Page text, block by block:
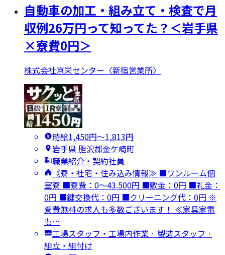
自動車の加工・組み立て・検査で月
収例26万円って知ってた？＜岩手県
×寮費0円＞
株式会社京栄センター〈新宿営業所〉
時給1,450円〜1,813円
岩手県 胆沢郡金ケ崎町
職業紹介・契約社員
《寮・社宅・住み込み情報≫ ■ワンルーム個
室寮 ■寮費：0～43.500円 ■敷金：0円 ■礼金：
0円 ■鍵交換代：0円 ■クリーニング代：0円 ※
寮費無料の求人も多数ございます！ ≪家具家電
も…
工場スタッフ・工場内作業 · 製造スタッフ ·
組立・組付け